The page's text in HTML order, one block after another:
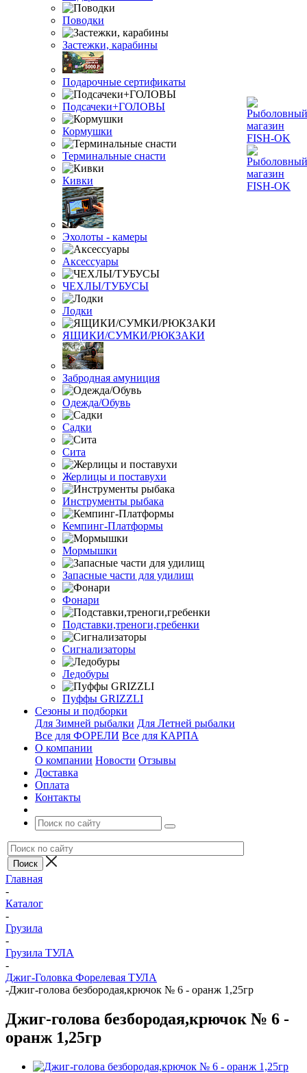
Поводки
Застежки, карабины
Подарочные сертификаты
Подсачеки+ГОЛОВЫ
Кормушки
Терминальные снасти
Кивки
Эхолоты - камеры
Аксессуары
ЧЕХЛЫ/ТУБУСЫ
Лодки
ЯЩИКИ/СУМКИ/РЮКЗАКИ
Забродная амуниция
Одежда/Обувь
Садки
Сита
Жерлицы и поставухи
Инструменты рыбака
Кемпинг-Платформы
Мормышки
Запасные части для удилищ
Фонари
Подставки,треноги,гребенки
Сигнализаторы
Ледобуры
Пуффы GRIZZLI
Сезоны и подборки
Для Зимней рыбалки Для Летней рыбалки
Все для ФОРЕЛИ Все для КАРПА
О компании
О компании Новости Отзывы
Доставка
Оплата
Контакты
Главная
-
Каталог
-
Грузила
-
Грузила ТУЛА
-
Джиг-Головка Форелевая ТУЛА
-Джиг-голова безбородая,крючок № 6 - оранж 1,25гр
Джиг-голова безбородая,крючок № 6 -
оранж 1,25гр